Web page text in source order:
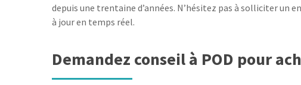
depuis une trentaine d’années. N’hésitez pas à solliciter un
à jour en temps réel.
Demandez conseil à POD pour